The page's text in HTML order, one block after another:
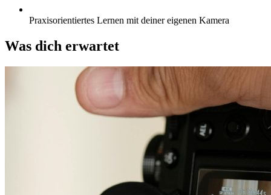
Praxisorientiertes Lernen mit deiner eigenen Kamera
Was dich erwartet